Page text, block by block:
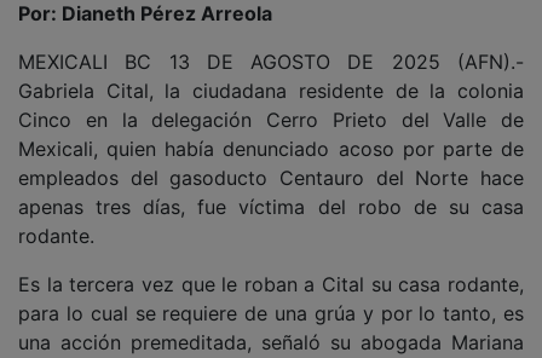
Por: Dianeth Pérez Arreola
MEXICALI BC 13 DE AGOSTO DE 2025 (AFN).-
Gabriela Cital, la ciudadana residente de la colonia
Cinco en la delegación Cerro Prieto del Valle de
Mexicali, quien había denunciado acoso por parte de
empleados del gasoducto Centauro del Norte hace
apenas tres días, fue víctima del robo de su casa
rodante.
Es la tercera vez que le roban a Cital su casa rodante,
para lo cual se requiere de una grúa y por lo tanto, es
una acción premeditada, señaló su abogada Mariana